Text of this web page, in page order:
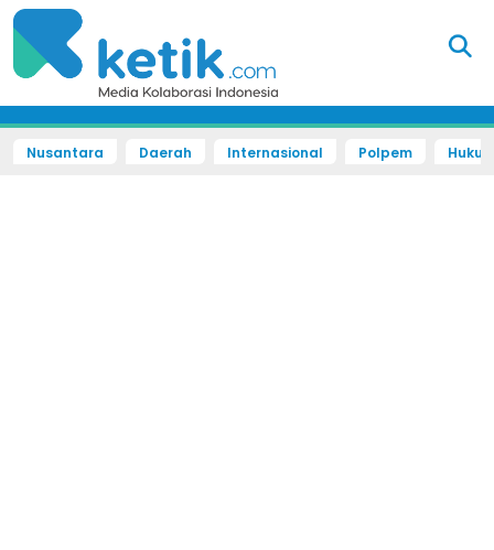
Nusantara Daerah Internasional Polpem